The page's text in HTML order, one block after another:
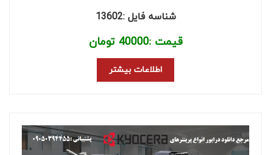
شناسه فایل :13602
قیمت :40000 تومان
اطلاعات بیشتر